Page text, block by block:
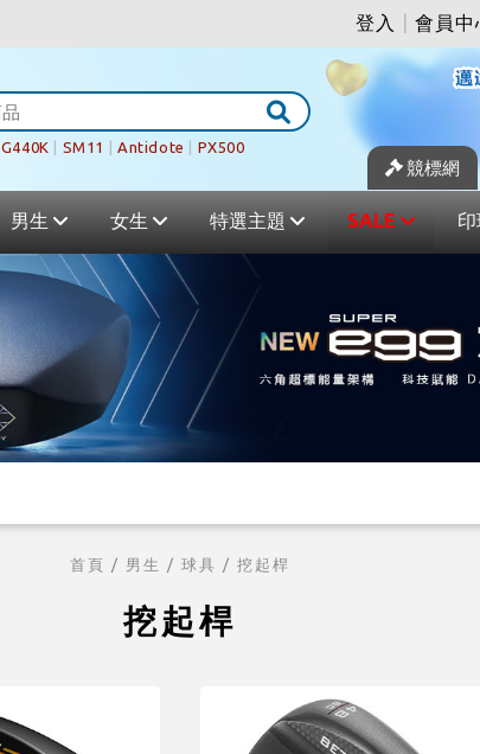
登入 會員中
G440K SM11 Antidote PX500
競標網
男生 女生 特選主題 SALE
首頁 / 男生 / 球具 / 挖起桿
挖起桿